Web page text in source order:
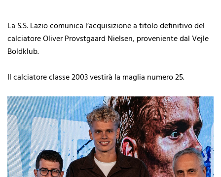
La S.S. Lazio comunica l’acquisizione a titolo definitivo del
calciatore Oliver Provstgaard Nielsen, proveniente dal Vejle
Boldklub.
Il calciatore classe 2003 vestirà la maglia numero 25.